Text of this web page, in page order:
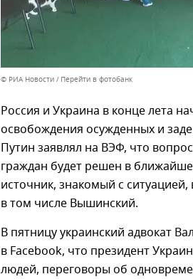
© РИА Новости Перейти в фотобанк
Россия и Украина в конце лета
освобождения осужденных и
Путин заявлял на ВЭФ, что
граждан будет решен в
источник, знакомый с
в том числе Вышинский.
В пятницу украинский адвокат
в Facebook, что президент
людей, переговоры об